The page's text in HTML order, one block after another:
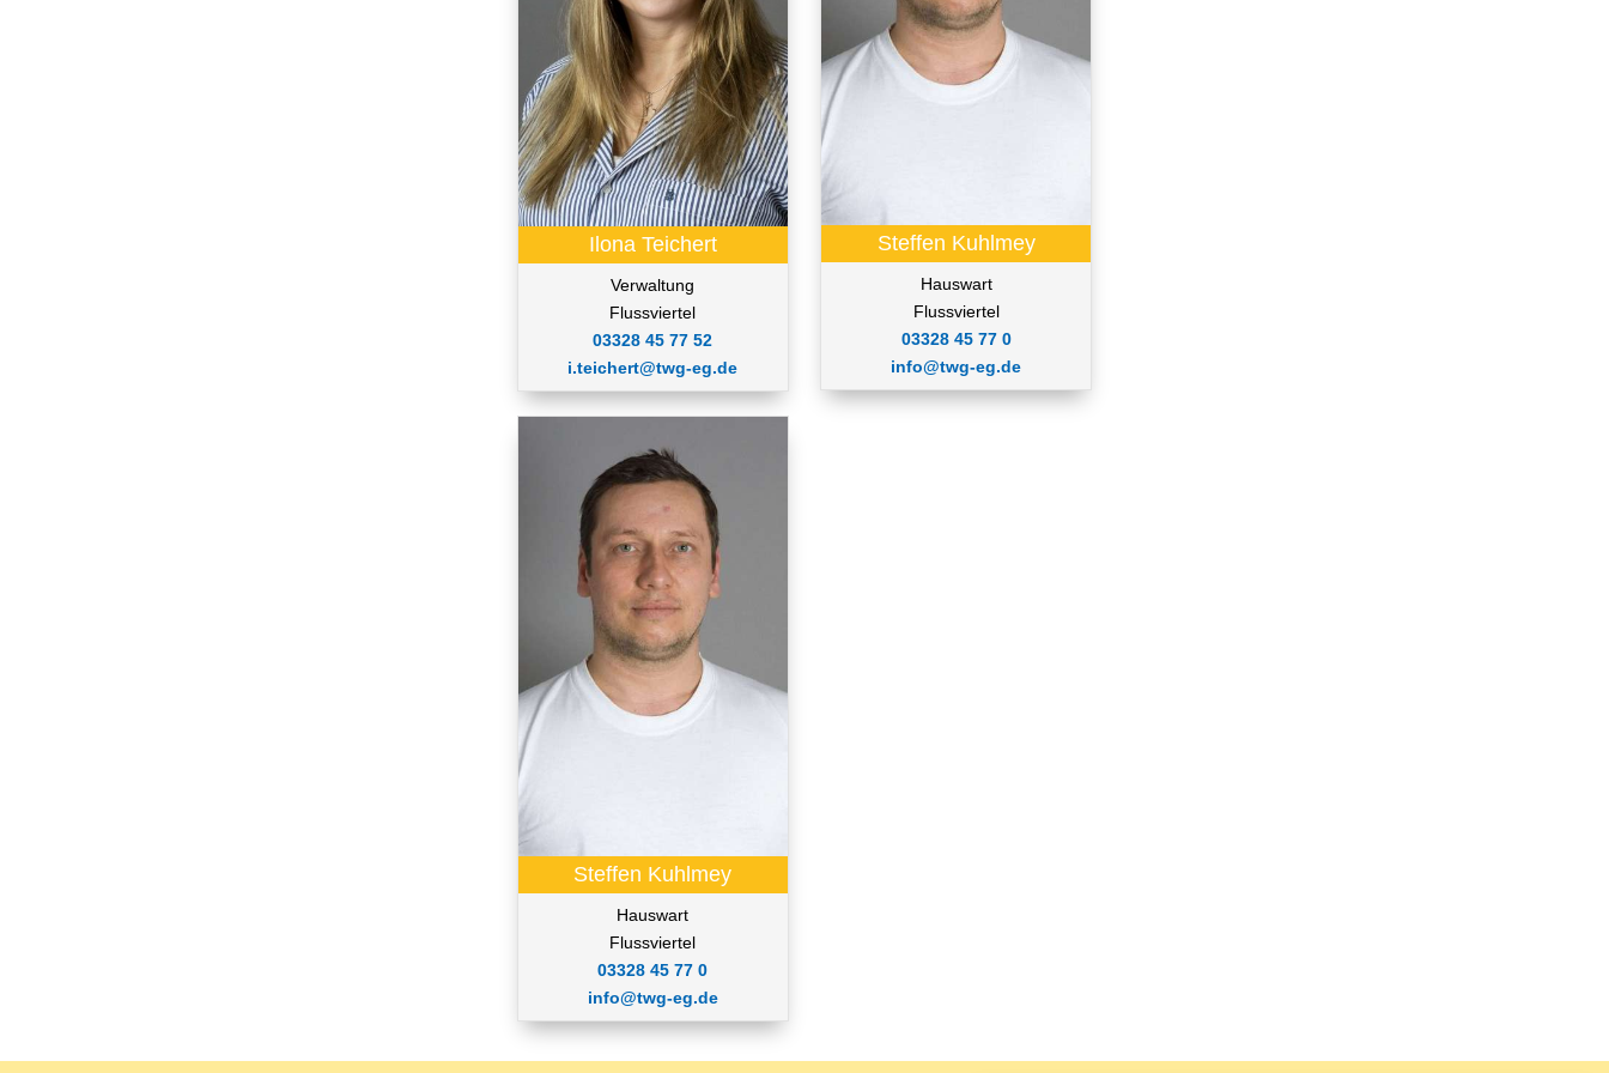
Ilona Teichert
Verwaltung
Flussviertel
03328 45 77 52
i.teichert@twg-eg.de
Steffen Kuhlmey
Hauswart
Flussviertel
03328 45 77 0
info@twg-eg.de
Steffen Kuhlmey
Hauswart
Flussviertel
03328 45 77 0
info@twg-eg.de